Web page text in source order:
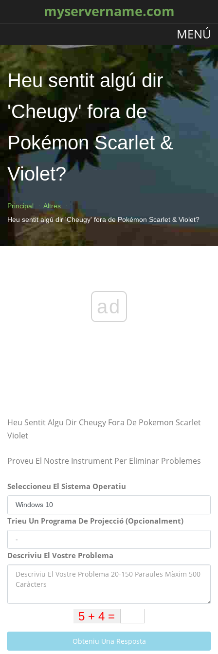
myservername.com
MENÚ
Heu sentit algú dir
'Cheugy' fora de
Pokémon Scarlet &
Violet?
Principal
Altres
Heu sentit algú dir 'Cheugy' fora de Pokémon Scarlet & Violet?
ad
Heu Sentit Algu Dir Cheugy Fora De Pokemon Scarlet
Violet
Proveu El Nostre Instrument Per Eliminar Problemes
Seleccioneu El Sistema Operatiu
Trieu Un Programa De Projecció (Opcionalment)
Descriviu El Vostre Problema
Obteniu Una Resposta